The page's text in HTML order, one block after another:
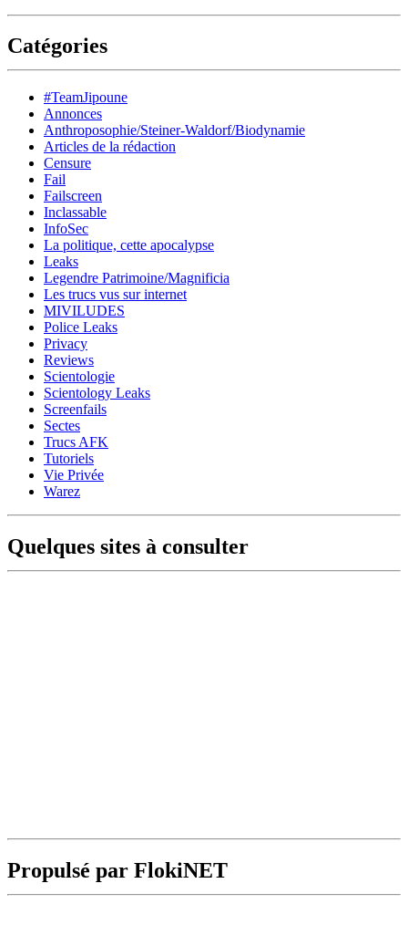
Catégories
#TeamJipoune
Annonces
Anthroposophie/Steiner-Waldorf/Biodynamie
Articles de la rédaction
Censure
Fail
Failscreen
Inclassable
InfoSec
La politique, cette apocalypse
Leaks
Legendre Patrimoine/Magnificia
Les trucs vus sur internet
MIVILUDES
Police Leaks
Privacy
Reviews
Scientologie
Scientology Leaks
Screenfails
Sectes
Trucs AFK
Tutoriels
Vie Privée
Warez
Quelques sites à consulter
Propulsé par FlokiNET